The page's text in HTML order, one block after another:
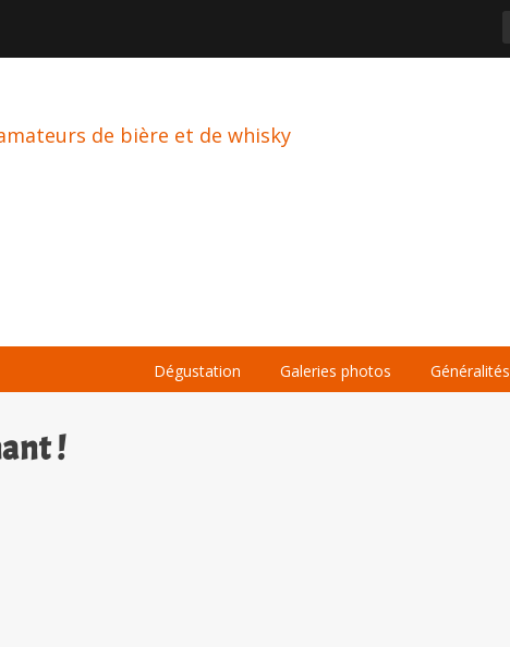
Dégustation Galeries photos Généralités
!